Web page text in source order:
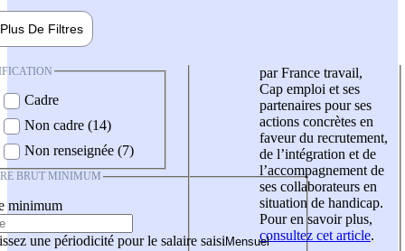
Plus De Filtres
Cadre
Non cadre (14)
Non renseignée (7)
BRUT MINIMUM
minimum
une périodicité pour le salaire saisi
par France travail,
Cap emploi et ses
partenaires pour ses
actions concrètes en
faveur du recrutement,
de l’intégration et de
l’accompagnement de
ses collaborateurs en
situation de handicap.
Pour en savoir plus,
consultez cet article.